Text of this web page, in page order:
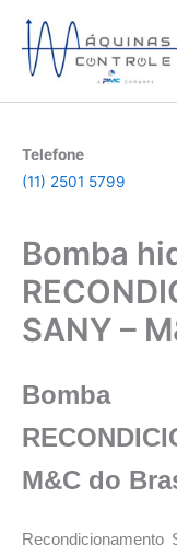
para
Telefone
(11) 2501 5799
Bomba
SANY –
M&C do
Recondicionamento